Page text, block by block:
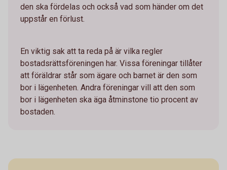
den ska fördelas och också vad som händer om det
uppstår en förlust.
En viktig sak att ta reda på är vilka regler
bostadsrättsföreningen har. Vissa föreningar tillåter
att föräldrar står som ägare och barnet är den som
bor i lägenheten. Andra föreningar vill att den som
bor i lägenheten ska äga åtminstone tio procent av
bostaden.